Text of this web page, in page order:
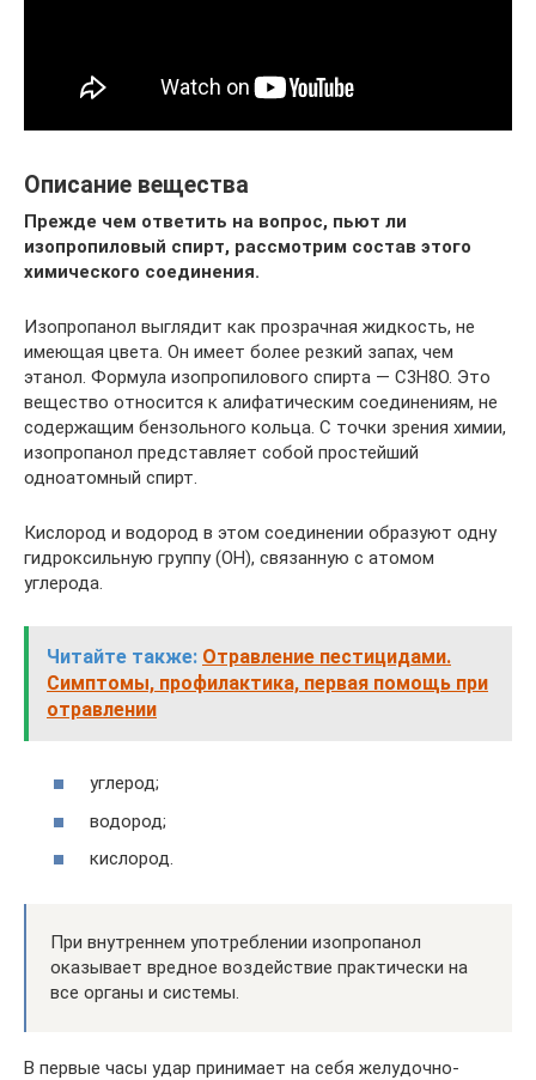
Описание вещества
Прежде чем ответить на вопрос, пьют ли
изопропиловый спирт, рассмотрим состав этого
химического соединения.
Изопропанол выглядит как прозрачная жидкость, не
имеющая цвета. Он имеет более резкий запах, чем
этанол. Формула изопропилового спирта — C3H8O. Это
вещество относится к алифатическим соединениям, не
содержащим бензольного кольца. С точки зрения химии,
изопропанол представляет собой простейший
одноатомный спирт.
Кислород и водород в этом соединении образуют одну
гидроксильную группу (OH), связанную с атомом
углерода.
Читайте также: Отравление пестицидами.
Симптомы, профилактика, первая помощь при
отравлении
углерод;
водород;
кислород.
При внутреннем употреблении изопропанол
оказывает вредное воздействие практически на
все органы и системы.
В первые часы удар принимает на себя желудочно-